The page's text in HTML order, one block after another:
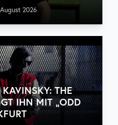
2026
THE
IHN MIT „ODD